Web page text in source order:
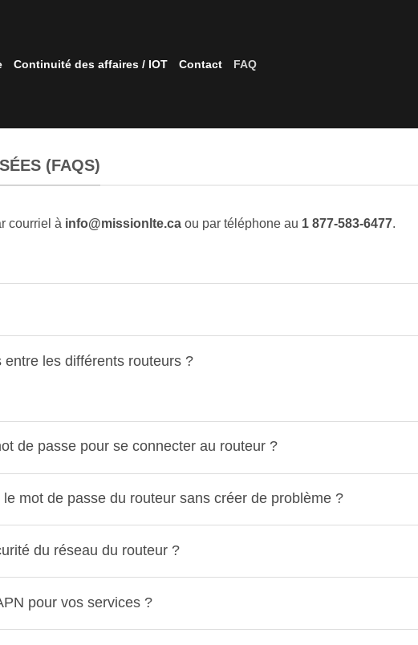
Continuité des affaires / IOT Contact FAQ
(FAQS)
courriel à info@missionlte.ca ou par téléphone au 1 877-583-6477.
les différents routeurs ?
de passe pour se connecter au routeur ?
mot de passe du routeur sans créer de problème ?
du réseau du routeur ?
pour vos services ?